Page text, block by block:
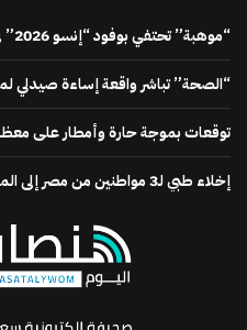
“موهبة” تحتفي بوفود “إنسو 2026” في ليلة عالمية
“الصحة” تباشر واقعة إساءة صيدلي
توقعات بموجة حارة وأمطار على
إخلاء طبي لـ3 مواطنين من مصر إلى المملكة